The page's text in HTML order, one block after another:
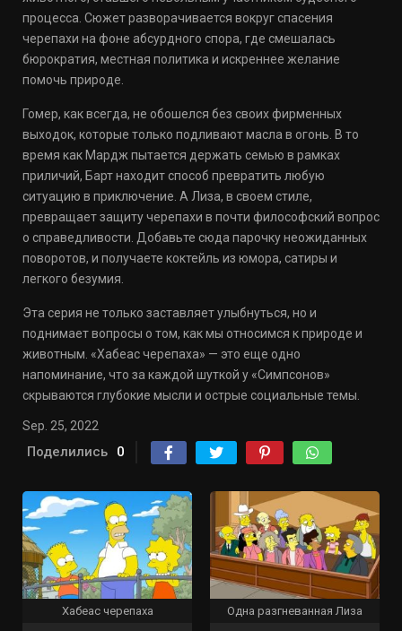
процесса. Сюжет разворачивается вокруг спасения
черепахи на фоне абсурдного спора, где смешалась
бюрократия, местная политика и искреннее желание
помочь природе.
Гомер, как всегда, не обошелся без своих фирменных
выходок, которые только подливают масла в огонь. В то
время как Мардж пытается держать семью в рамках
приличий, Барт находит способ превратить любую
ситуацию в приключение. А Лиза, в своем стиле,
превращает защиту черепахи в почти философский вопрос
о справедливости. Добавьте сюда парочку неожиданных
поворотов, и получаете коктейль из юмора, сатиры и
легкого безумия.
Эта серия не только заставляет улыбнуться, но и
поднимает вопросы о том, как мы относимся к природе и
животным. «Хабеас черепаха» — это еще одно
напоминание, что за каждой шуткой у «Симпсонов»
скрываются глубокие мысли и острые социальные темы.
Sep. 25, 2022
Поделились 0
Хабеас черепаха Одна разгневанная Лиза